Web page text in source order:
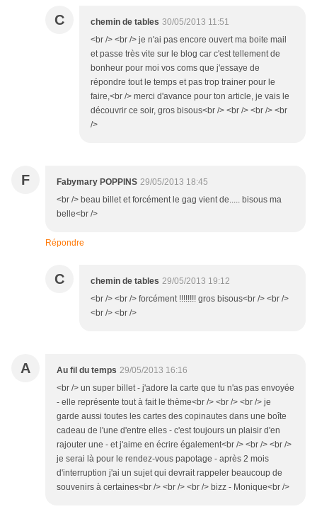
C chemin de tables 30/05/2013 11:51
<br /> <br /> je n'ai pas encore ouvert ma boite mail
et passe très vite sur le blog car c'est tellement de
bonheur pour moi vos coms que j'essaye de
répondre tout le temps et pas trop trainer pour le
faire,<br /> merci d'avance pour ton article, je vais le
découvrir ce soir, gros bisous<br /> <br /> <br /> <br
/>
F Fabymary POPPINS 29/05/2013 18:45
<br /> beau billet et forcément le gag vient de..... bisous ma
belle<br />
Répondre
C chemin de tables 29/05/2013 19:12
<br /> <br /> forcément !!!!!!!! gros bisous<br /> <br />
<br /> <br />
A Au fil du temps 29/05/2013 16:16
<br /> un super billet - j'adore la carte que tu n'as pas envoyée
- elle représente tout à fait le thème<br /> <br /> <br /> je
garde aussi toutes les cartes des copinautes dans une boîte
cadeau de l'une d'entre elles - c'est toujours un plaisir d'en
rajouter une - et j'aime en écrire également<br /> <br /> <br />
je serai là pour le rendez-vous papotage - après 2 mois
d'interruption j'ai un sujet qui devrait rappeler beaucoup de
souvenirs à certaines<br /> <br /> <br /> bizz - Monique<br />